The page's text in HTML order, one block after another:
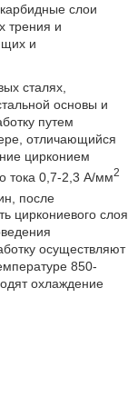
слои
трения и
и
сталях,
основы и
путем
отличающийся
цирконием
тока 0,7-2,3 А/мм2
после
циркониевого слоя
осуществляют
850-
охлаждение